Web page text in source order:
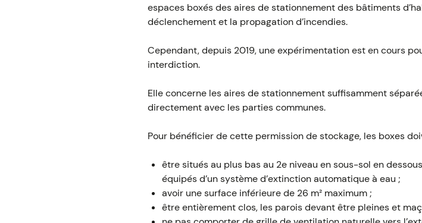
espaces boxés des aires de stationnement des bâtiments
déclenchement et la propagation d’incendies.
Cependant, depuis 2019, une expérimentation est en cours
interdiction.
Elle concerne les aires de stationnement suffisamment
directement avec les parties communes.
Pour bénéficier de cette permission de stockage, les boxes
être situés au plus bas au 2e niveau en sous-sol en
équipés d’un système d’extinction automatique à eau ;
avoir une surface inférieure de 26 m² maximum ;
être entièrement clos, les parois devant être pleines et